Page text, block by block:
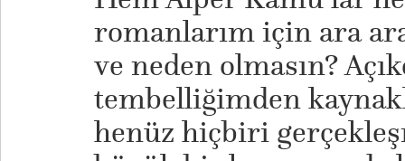
romanlarım için ara
ve neden olmasın?
tembelliğimden
henüz hiçbiri